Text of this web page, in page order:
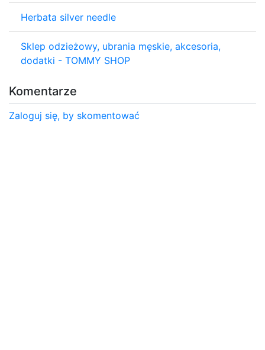
Herbata silver needle
Sklep odzieżowy, ubrania męskie, akcesoria,
dodatki - TOMMY SHOP
Komentarze
Zaloguj się, by skomentować